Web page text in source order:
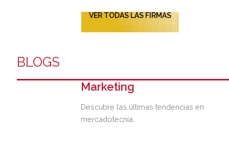
VER TODAS LAS FIRMAS
BLOGS
Marketing
Descubre las últimas tendencias en
mercadotecnia.